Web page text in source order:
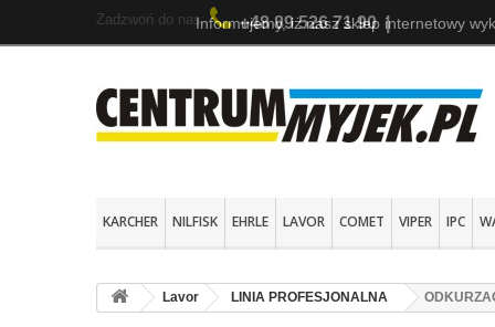
Zadzwoń do nas: +48 89 526 71 90|
KARCHER NILFISK EHRLE LAVOR COMET VIPER IPC
Lavor LINIA PROFESJONALNA
Informujemy, iż nasz sklep internetowy